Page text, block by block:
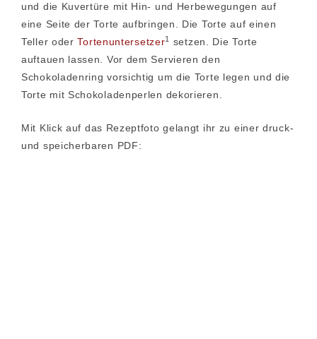
und die Kuvertüre mit Hin- und Herbewegungen auf
eine Seite der Torte aufbringen. Die Torte auf einen
Teller oderTortenuntersetzer1
setzen. Die Torte
auftauen lassen. Vor dem Servieren den
Schokoladenring vorsichtig um die Torte legen und die
Torte mit Schokoladenperlen dekorieren.
Mit Klick auf das Rezeptfoto gelangt ihr zu einer druck-
und speicherbaren PDF: